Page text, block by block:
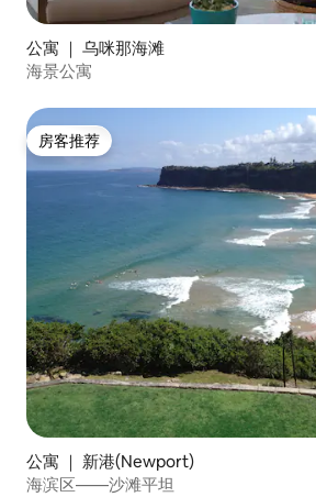
公寓 ｜ 乌咪那海滩
海景公寓
房客推荐
房客推荐
公寓 ｜ 新港(Newport)
海滨区——沙滩平坦